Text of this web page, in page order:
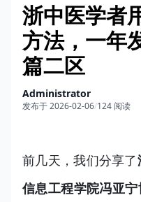
浙中医学者
方法，一年
篇二区
Administrator
发布于 2026-02-06/124 阅读
前几天，我们分享了
信息工程学院冯亚宁